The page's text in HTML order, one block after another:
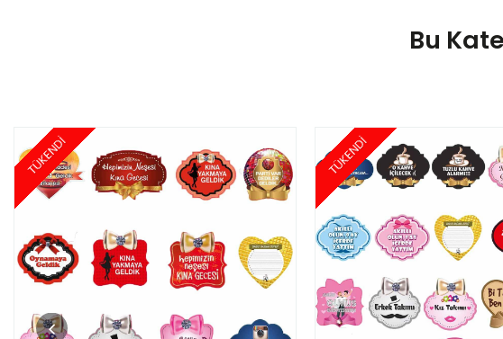
Bu
TÜKENDİ TÜKENDİ